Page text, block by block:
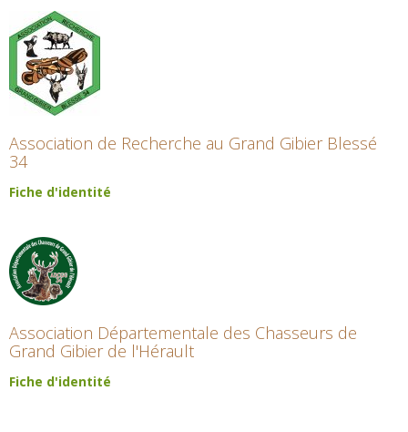
Association de Recherche au Grand Gibier Blessé
34
Fiche d'identité
Association Départementale des Chasseurs de
Grand Gibier de l'Hérault
Fiche d'identité